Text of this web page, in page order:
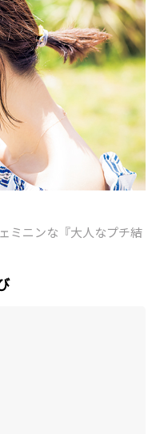
ミニンな『大人なプチ結